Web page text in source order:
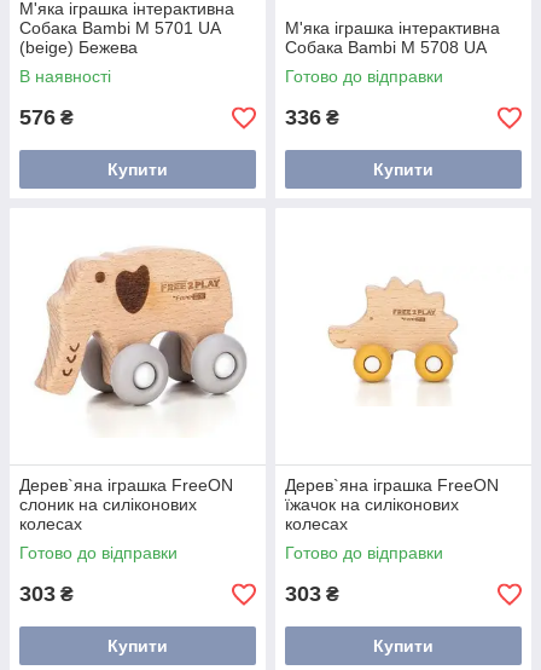
М'яка іграшка інтерактивна
Собака Bambi M 5701 UA
(beige) Бежева
В наявності
576 ₴
Купити
М'яка іграшка інтерактивна
Собака Bambi M 5708 UA
Готово до відправки
336 ₴
Купити
Дерев`яна іграшка FreeON
слоник на силіконових
колесах
Готово до відправки
303 ₴
Купити
Дерев`яна іграшка FreeON
їжачок на силіконових
колесах
Готово до відправки
303 ₴
Купити